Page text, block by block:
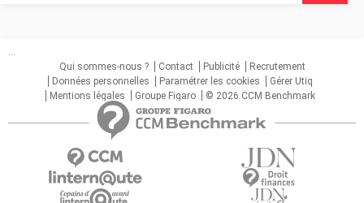
...
Qui sommes-nous ?
Contact Publicité
Recrutement
Données personnelles
Paramétrer les cookies
Gérer Utiq
Mentions légales
Groupe Figaro © 2026 CCM Benchmark